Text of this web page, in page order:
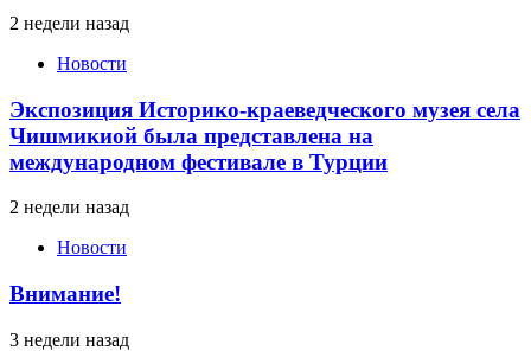
2 недели назад
Новости
Экспозиция Историко-краеведческого музея села
Чишмикиой была представлена на
международном фестивале в Турции
2 недели назад
Новости
Внимание!
3 недели назад